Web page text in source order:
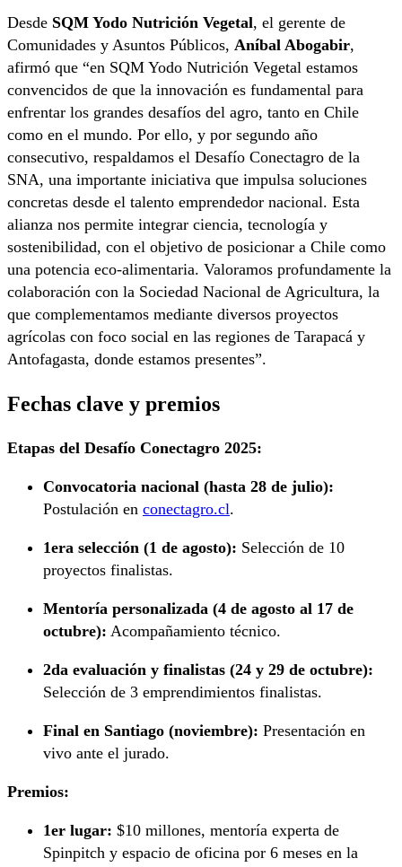
Desde SQM Yodo Nutrición Vegetal, el gerente de
Comunidades y Asuntos Públicos, Aníbal Abogabir,
afirmó que “en SQM Yodo Nutrición Vegetal estamos
convencidos de que la innovación es fundamental para
enfrentar los grandes desafíos del agro, tanto en Chile
como en el mundo. Por ello, y por segundo año
consecutivo, respaldamos el Desafío Conectagro de la
SNA, una importante iniciativa que impulsa soluciones
concretas desde el talento emprendedor nacional. Esta
alianza nos permite integrar ciencia, tecnología y
sostenibilidad, con el objetivo de posicionar a Chile como
una potencia eco-alimentaria. Valoramos profundamente la
colaboración con la Sociedad Nacional de Agricultura, la
que complementamos mediante diversos proyectos
agrícolas con foco social en las regiones de Tarapacá y
Antofagasta, donde estamos presentes”.
Fechas clave y premios
Etapas del Desafío Conectagro 2025:
Convocatoria nacional (hasta 28 de julio):
Postulación en conectagro.cl.
1era selección (1 de agosto): Selección de 10
proyectos finalistas.
Mentoría personalizada (4 de agosto al 17 de
octubre): Acompañamiento técnico.
2da evaluación y finalistas (24 y 29 de octubre):
Selección de 3 emprendimientos finalistas.
Final en Santiago (noviembre): Presentación en
vivo ante el jurado.
Premios:
1er lugar: $10 millones, mentoría experta de
Spinpitch y espacio de oficina por 6 meses en la